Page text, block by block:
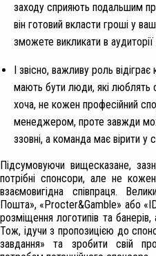
заходу сприяють подальшим
він готовий вкласти гроші у
зможете викликати в
І звісно, важливу роль
мають бути люди, які люблять
хоча, не кожен професійний
менеджером, проте завжди
ззовні, а команда має вірити
Підсумовуючи вищесказане,
потрібні спонсори, але не
взаємовигідна співпраця.
Пошта», «Procter&Gamble» або
розміщення логотипів та
Тож, ідучи з пропозицією до
завдання» та зробити свій